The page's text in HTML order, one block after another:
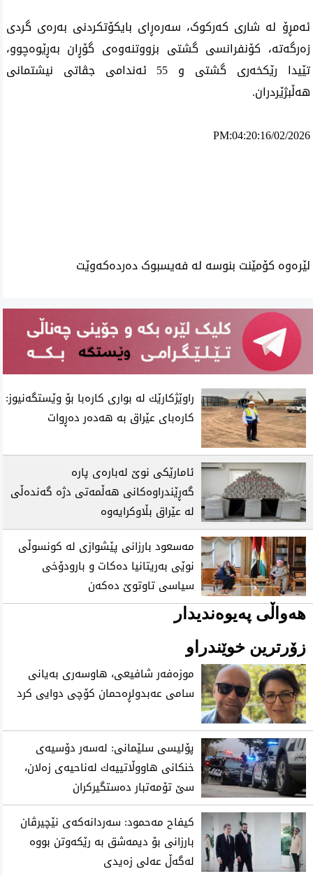
ئەمڕۆ لە شاری کەرکوک، سەرەڕای بایكۆتكردنی بەرەی گردی
زەرگەتە، کۆنفرانسی گشتی بزووتنەوەی گۆڕان بەڕێوەچوو،
تێیدا رێکخەری گشتی و 55 ئەندامی جڤاتی نیشتمانی
هەڵبژێردران.
PM:04:20:16/02/2026
لێرەوە کۆمێنت بنوسە لە فەیسبوک دەردەکەوێت
راوێژكارێك لە بواری كارەبا بۆ وێستگەنیوز:
كارەبای عێراق بە هەدەر دەڕوات
ئامارێکی نوێ لەبارەی پارە
گەڕێندراوەکانی هەڵمەتی دژە گەندەڵی
لە عێراق بڵاوکرایەوە
مەسعود بارزانی پێشوازی لە کونسوڵی
نوێی بەریتانیا دەکات و بارودۆخی
سیاسی تاوتوێ دەکەن
هەواڵی پەیوەندیدار
زۆرترین خوێندراو
موزه‌فه‌ر شافیعی، هاوسه‌ری به‌یانی
سامی عه‌بدولڕه‌حمان كۆچی‌ دوایی كرد
پۆلیسی سلێمانی: له‌سه‌ر دۆسیه‌ی
خنكانی هاووڵاتییه‌ك له‌ناحیه‌ی زه‌لان،
سێ تۆمه‌تبار ده‌ستگیركران
كیفاح مه‌حمود: سه‌ردانه‌كه‌ی نێچیرڤان
بارزانی بۆ دیمه‌شق به‌ رێكه‌وتن بووه‌
له‌گه‌ڵ عه‌لی زه‌یدی